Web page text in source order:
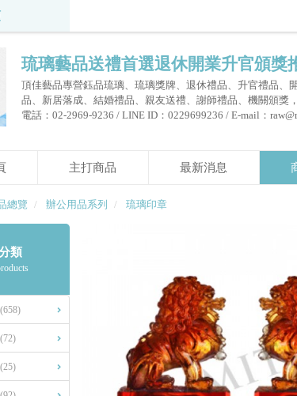
琉璃藝品送禮首選退休開業升官頒獎
頂佳藝品專營鈺品琉璃、琉璃獎牌、退休禮品、升官禮品、
品、新居落成、結婚禮品、親友送禮、謝師禮品、機關頒獎
電話：02-2969-9236 / LINE ID：0229699236 / E-mail：
主打商品 最新消息
總覽 辦公用品系列 琉璃印章
類
(658)
(72)
(25)